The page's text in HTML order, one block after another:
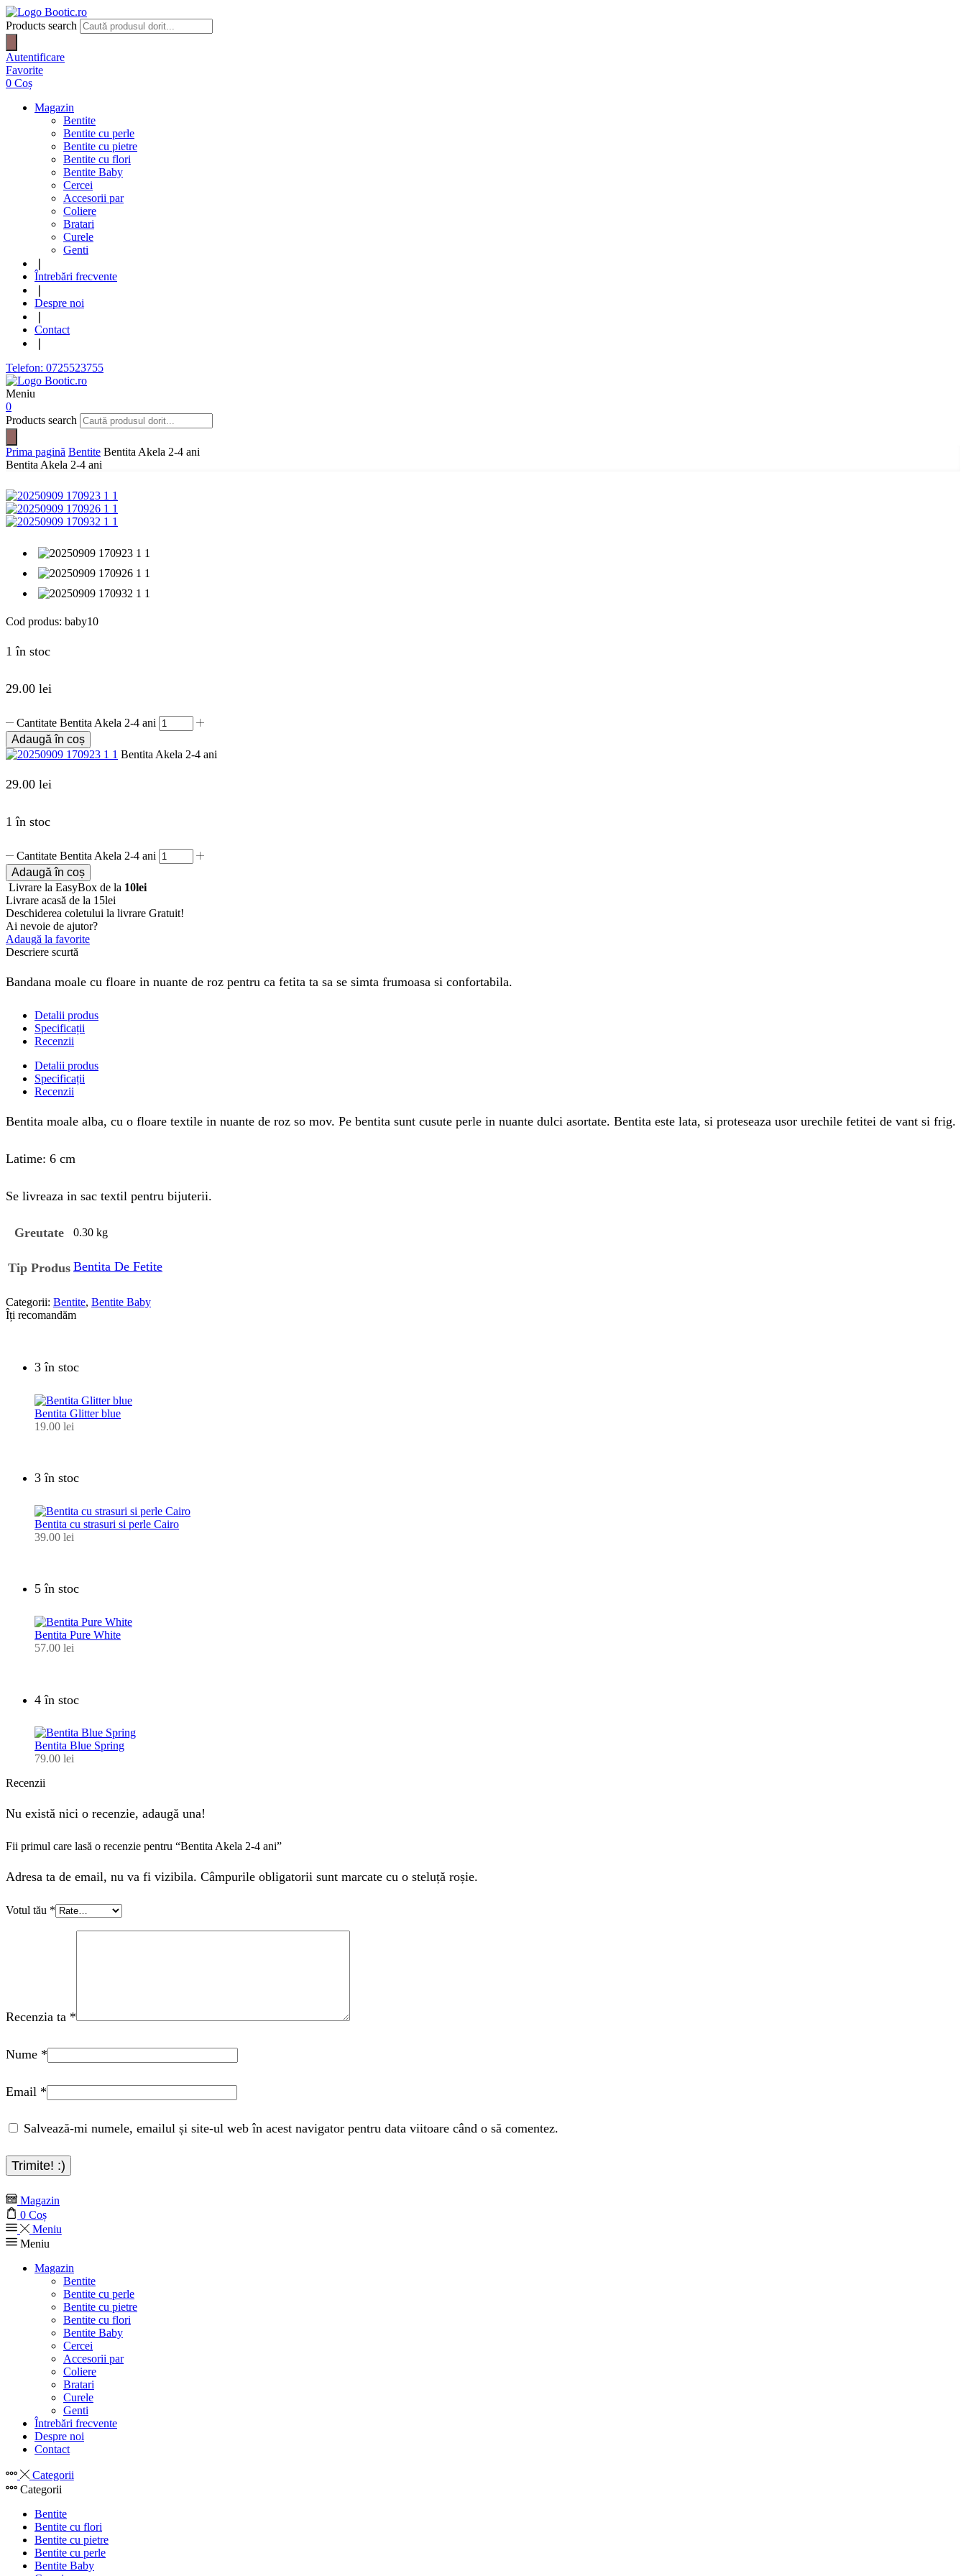
Products search
Autentificare
Favorite
0 Coș
Magazin
Bentite
Bentite cu perle
Bentite cu pietre
Bentite cu flori
Bentite Baby
Cercei
Accesorii par
Coliere
Bratari
Curele
Genti
Întrebări frecvente
Despre noi
Contact
Telefon: 0725523755
Meniu
0
Products search
Prima pagină Bentite Bentita Akela 2-4 ani
Bentita Akela 2-4 ani
Cod produs: baby10
1 în stoc
29.00 lei
Cantitate Bentita Akela 2-4 ani
Adaugă în coș
Bentita Akela 2-4 ani
29.00 lei
1 în stoc
Cantitate Bentita Akela 2-4 ani
Adaugă în coș
Livrare la EasyBox de la 10lei
Livrare acasă de la 15lei
Deschiderea coletului la livrare Gratuit!
Ai nevoie de ajutor?
Adaugă la favorite
Descriere scurtă
Bandana moale cu floare in nuante de roz pentru ca fetita ta sa se simta frumoasa si confortabila.
Detalii produs
Specificații
Recenzii
Detalii produs
Specificații
Recenzii
Bentita moale alba, cu o floare textile in nuante de roz so mov. Pe bentita sunt cusute perle in nuante dulci asortate. Bentita este lata, si proteseaza usor urechile fetitei de vant si frig.
Latime: 6 cm
Se livreaza in sac textil pentru bijuterii.
Greutate 0.30 kg
Tip Produs Bentita De Fetite
Categorii: Bentite, Bentite Baby
Îți recomandăm
3 în stoc
Bentita Glitter blue
19.00 lei
3 în stoc
Bentita cu strasuri si perle Cairo
39.00 lei
5 în stoc
Bentita Pure White
57.00 lei
4 în stoc
Bentita Blue Spring
79.00 lei
Recenzii
Nu există nici o recenzie, adaugă una!
Fii primul care lasă o recenzie pentru “Bentita Akela 2-4 ani”
Adresa ta de email, nu va fi vizibila. Câmpurile obligatorii sunt marcate cu o steluță roșie.
Votul tău *
Recenzia ta *
Nume *
Email *
Salvează-mi numele, emailul și site-ul web în acest navigator pentru data viitoare când o să comentez.
Magazin
0 Coș
Meniu
Meniu
Magazin
Bentite
Bentite cu perle
Bentite cu pietre
Bentite cu flori
Bentite Baby
Cercei
Accesorii par
Coliere
Bratari
Curele
Genti
Întrebări frecvente
Despre noi
Contact
Categorii
Categorii
Bentite
Bentite cu flori
Bentite cu pietre
Bentite cu perle
Bentite Baby